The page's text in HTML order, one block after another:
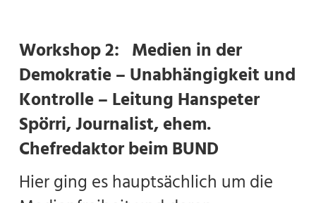
Workshop 2: Medien in der
Demokratie – Unabhängigkeit und
Kontrolle – Leitung Hanspeter
Spörri, Journalist, ehem.
Chefredaktor beim BUND
Hier ging es hauptsächlich um die